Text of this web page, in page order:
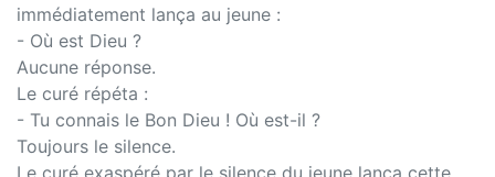
immédiatement lança au jeune :
- Où est Dieu ?
Aucune réponse.
Le curé répéta :
- Tu connais le Bon Dieu ! Où est-il ?
Toujours le silence.
Le curé exaspéré par le silence du jeune lança cette